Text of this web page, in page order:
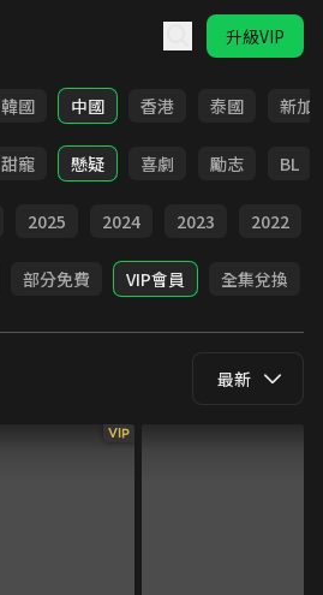
升級VIP
韓國 中國 香港 泰國 新加
甜寵 懸疑 喜劇 勵志 BL
2025 2024 2023 2022
部分免費 VIP會員 全集兌換
最新
VIP